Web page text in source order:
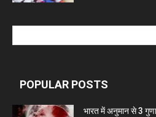
Leeford Healthcare Ltd
POPULAR POSTS
भारत में अनुमान से 3 गुणा